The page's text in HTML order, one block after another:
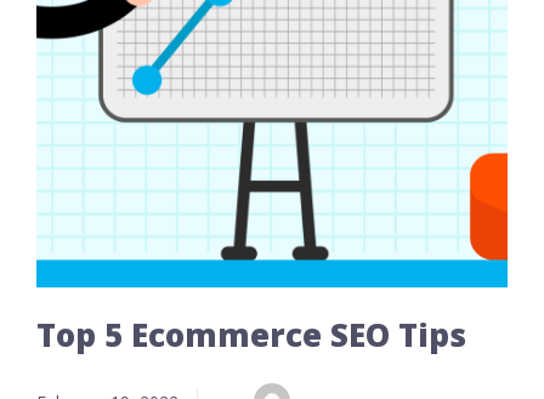
Top 5 Ecommerce SEO Tips